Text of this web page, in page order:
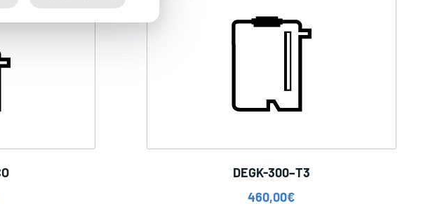
DEGK-300–T3
460,00€